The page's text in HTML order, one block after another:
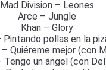
Mad Division – Leones
Arce – Jungle
Khan – Glory
Pintando pollas en la
– Quiéreme mejor (con
Tengo un ángel (con